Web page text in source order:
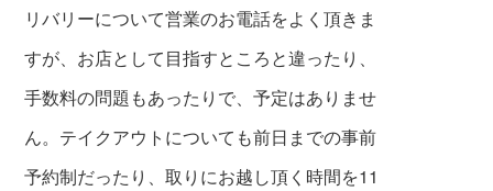
リバリーについて営業のお電話をよく頂きま
すが、お店として目指すところと違ったり、
手数料の問題もあったりで、予定はありませ
ん。テイクアウトについても前日までの事前
予約制だったり、取りにお越し頂く時間を11